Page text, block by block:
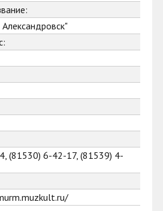
(81530) 6-42-17, (81539) 4-